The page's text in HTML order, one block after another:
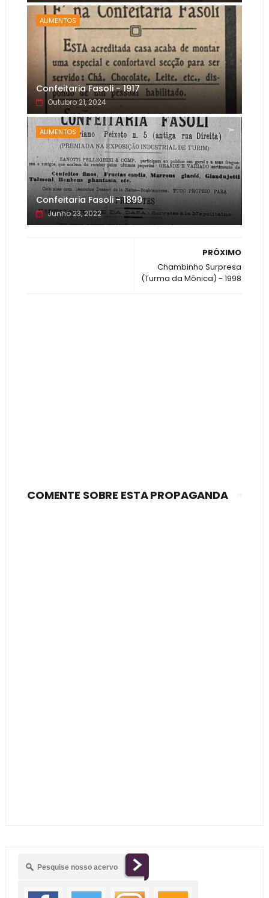
ALIMENTOS
Confeitaria Fasoli - 1917
Outubro 21, 2024
ALIMENTOS
Confeitaria Fasoli - 1899
Junho 23, 2022
PRÓXIMO
Chambinho Surpresa
(Turma da Mônica) - 1998
COMENTE SOBRE ESTA PROPAGANDA